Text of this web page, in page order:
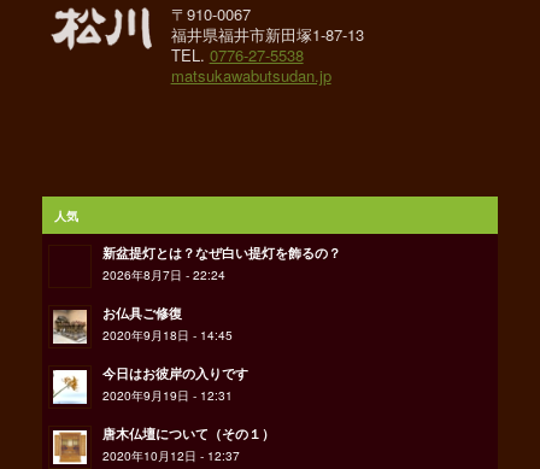
〒910-0067
福井県福井市新田塚1-87-13
TEL. 0776-27-5538
matsukawabutsudan.jp
人気
新盆提灯とは？なぜ白い提灯を飾るの？
2026年8月7日 - 22:24
お仏具ご修復
2020年9月18日 - 14:45
今日はお彼岸の入りです
2020年9月19日 - 12:31
唐木仏壇について（その１）
2020年10月12日 - 12:37